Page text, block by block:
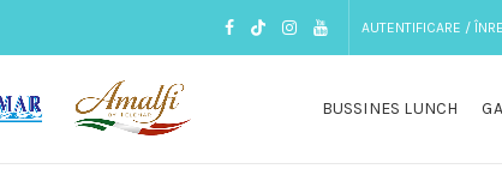
AUTENTIFICARE /
BUSSINES LUNCH